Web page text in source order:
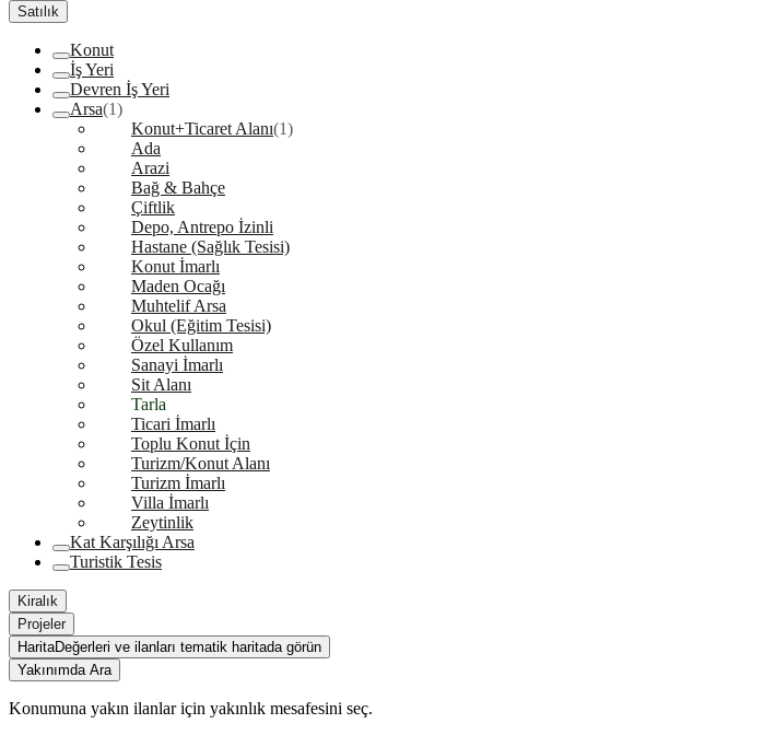
Satılık
Konut
İş Yeri
Devren İş Yeri
Arsa(1)
Konut+Ticaret Alanı(1)
Ada
Arazi
Bağ & Bahçe
Çiftlik
Depo, Antrepo İzinli
Hastane (Sağlık Tesisi)
Konut İmarlı
Maden Ocağı
Muhtelif Arsa
Okul (Eğitim Tesisi)
Özel Kullanım
Sanayi İmarlı
Sit Alanı
Tarla
Ticari İmarlı
Toplu Konut İçin
Turizm/Konut Alanı
Turizm İmarlı
Villa İmarlı
Zeytinlik
Kat Karşılığı Arsa
Turistik Tesis
Kiralık
Projeler
HaritaDeğerleri ve ilanları tematik haritada görün
Yakınımda Ara
Konumuna yakın ilanlar için yakınlık mesafesini seç.